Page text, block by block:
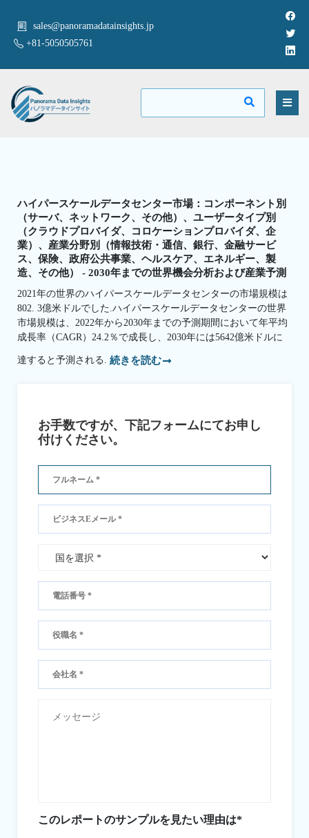
sales@panoramadatainsights.jp
+81-5050505761
ハイパースケールデータセンター市場：コンポーネント別
（サーバ、ネットワーク、その他）、ユーザータイプ別
（クラウドプロバイダ、コロケーションプロバイダ、企
業）、産業分野別（情報技術・通信、銀行、金融サービ
ス、保険、政府公共事業、ヘルスケア、エネルギー、製
造、その他） - 2030年までの世界機会分析および産業予測
2021年の世界のハイパースケールデータセンターの市場規模は
802. 3億米ドルでした.ハイパースケールデータセンターの世界
市場規模は、2022年から2030年までの予測期間において年平均
成長率（CAGR）24.2％で成長し、2030年には5642億米ドルに
達すると予測される. 続きを読む
お手数ですが、下記フォームにてお申し
付けください。
このレポートのサンプルを見たい理由は*